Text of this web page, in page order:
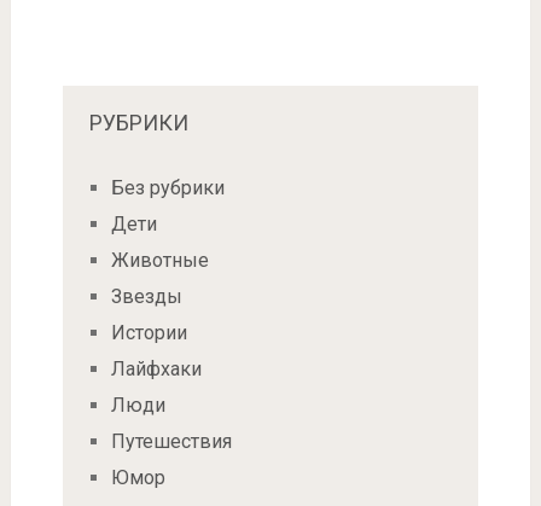
РУБРИКИ
Без рубрики
Дети
Животные
Звезды
Истории
Лайфхаки
Люди
Путешествия
Юмор